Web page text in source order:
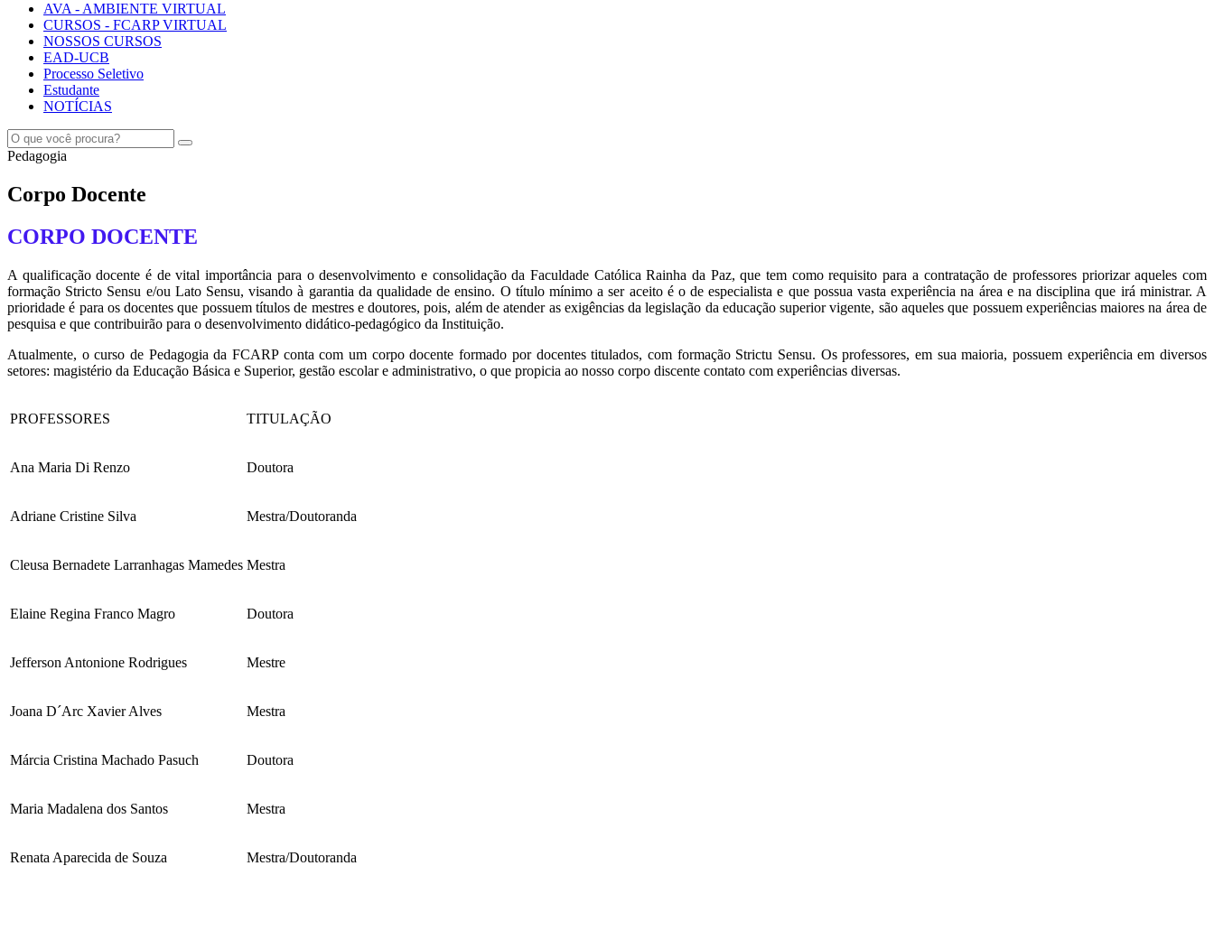
AVA - AMBIENTE VIRTUAL
CURSOS - FCARP VIRTUAL
NOSSOS CURSOS
EAD-UCB
Processo Seletivo
Estudante
NOTÍCIAS
Pedagogia
Corpo Docente
CORPO DOCENTE
A qualificação docente é de vital importância para o desenvolvimento e consolidação da Faculdade Católica Rainha da Paz, que tem como requisito para a contratação de professores priorizar aqueles com
formação Stricto Sensu e/ou Lato Sensu, visando à garantia da qualidade de ensino. O título mínimo a ser aceito é o de especialista e que possua vasta experiência na área e na disciplina que irá ministrar. A
prioridade é para os docentes que possuem títulos de mestres e doutores, pois, além de atender as exigências da legislação da educação superior vigente, são aqueles que possuem experiências maiores na área de
pesquisa e que contribuirão para o desenvolvimento didático-pedagógico da Instituição.
Atualmente, o curso de Pedagogia da FCARP conta com um corpo docente formado por docentes titulados, com formação Strictu Sensu. Os professores, em sua maioria, possuem experiência em diversos
setores: magistério da Educação Básica e Superior, gestão escolar e administrativo, o que propicia ao nosso corpo discente contato com experiências diversas.
PROFESSORES TITULAÇÃO
Ana Maria Di Renzo Doutora
Adriane Cristine Silva Mestra/Doutoranda
Cleusa Bernadete Larranhagas Mamedes Mestra
Elaine Regina Franco Magro Doutora
Jefferson Antonione Rodrigues Mestre
Joana D´Arc Xavier Alves Mestra
Márcia Cristina Machado Pasuch Doutora
Maria Madalena dos Santos Mestra
Renata Aparecida de Souza Mestra/Doutoranda